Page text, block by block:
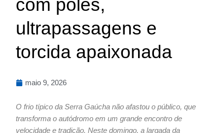
com poles,
ultrapassagens e
torcida apaixonada
maio 9, 2026
O frio típico da Serra Gaúcha não afastou o público, que
transforma o autódromo em um grande encontro de
velocidade e tradição. Neste domingo, a largada da